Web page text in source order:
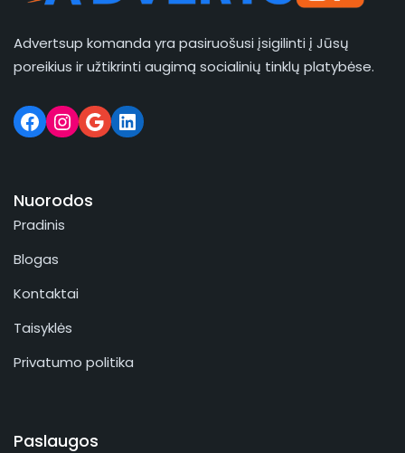
Advertsup komanda yra pasiruošusi įsigilinti į Jūsų
poreikius ir užtikrinti augimą socialinių tinklų platybėse.
Nuorodos
Pradinis
Blogas
Kontaktai
Taisyklės
Privatumo politika
Paslaugos